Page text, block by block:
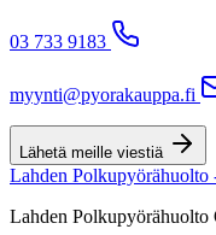
03 733 9183
myynti@pyorakauppa.fi
Lähetä meille viestiä
Lahden Polkupyörähuolto
Lahden Polkupyörähuolto